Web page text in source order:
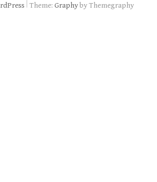
Theme: Graphyby Themegraphy